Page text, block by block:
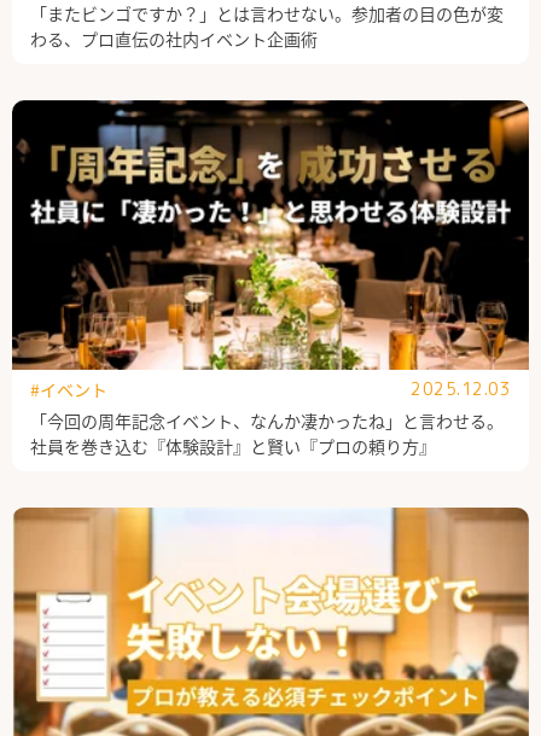
「またビンゴですか？」とは言わせない。参加者の目の色が変
わる、プロ直伝の社内イベント企画術
「今回の周年記念イベント、なんか凄かったね」と言わせる。
社員を巻き込む『体験設計』と賢い『プロの頼り方』
#イベント 2025.12.03